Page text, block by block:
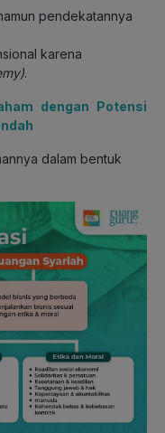
pendekatannya
karena
.
dengan Potensi
dalam bentuk